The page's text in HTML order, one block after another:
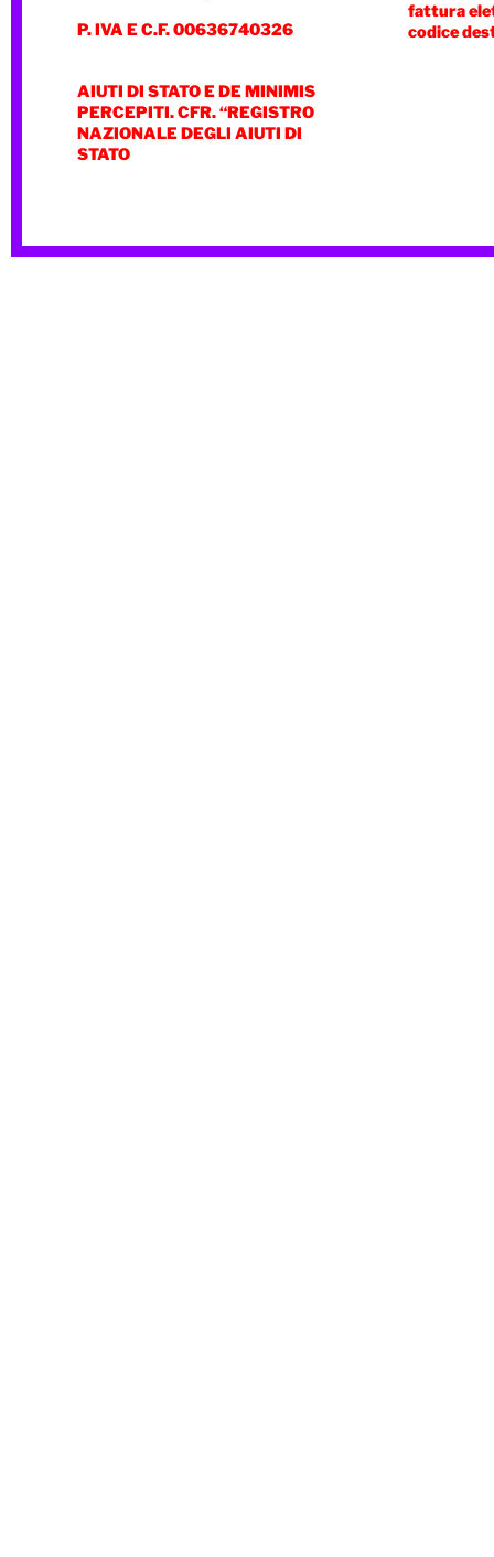
P. IVA E C.F. 00636740326
AIUTI DI STATO E DE MINIMIS
PERCEPITI. CFR. “REGISTRO
NAZIONALE DEGLI AIUTI DI
STATO
fattura
codice